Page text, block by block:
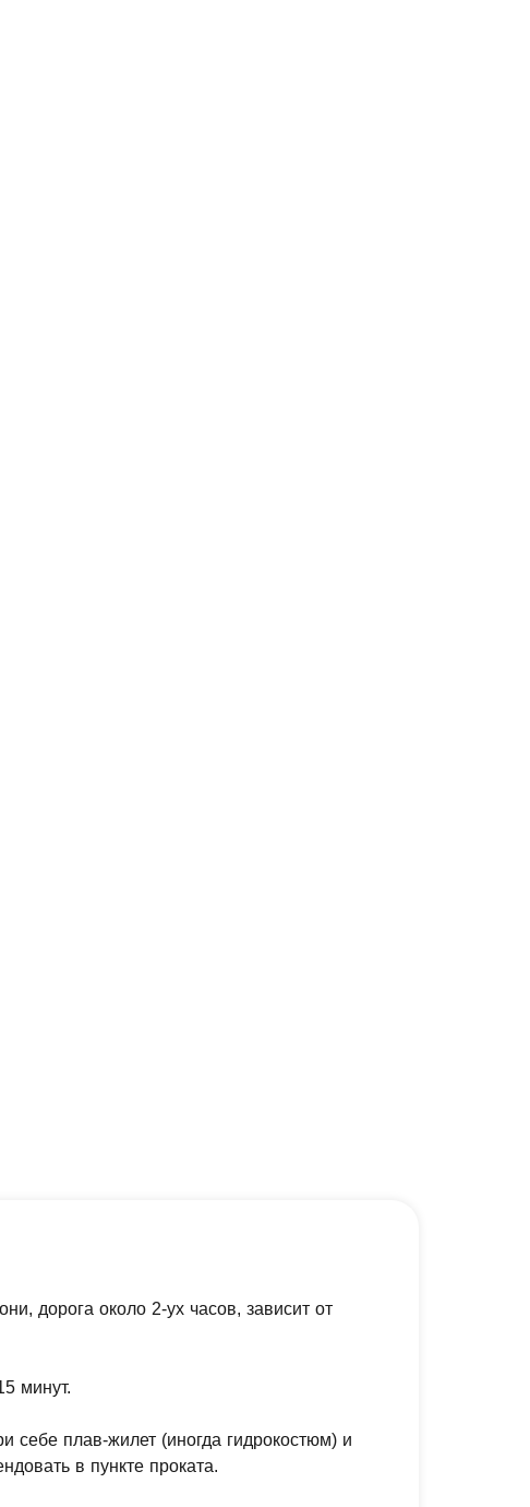
дорога около 2-ух часов, зависит от
минут.
себе плав-жилет (иногда гидрокостюм) и
в пункте проката.